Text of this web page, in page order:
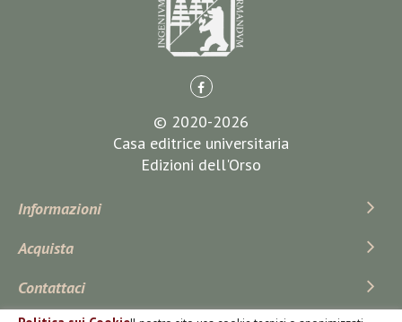
© 2020-2026
Casa editrice universitaria
Edizioni dell'Orso
Informazioni
Acquista
Contattaci